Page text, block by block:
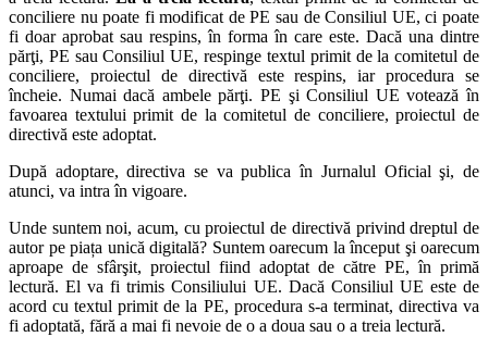
conciliere nu poate fi modificat de PE sau de Consiliul UE, ci poate
fi doar aprobat sau respins, în forma în care este. Dacă una dintre
părţi, PE sau Consiliul UE, respinge textul primit de la comitetul de
conciliere, proiectul de directivă este respins, iar procedura se
încheie. Numai dacă ambele părţi. PE şi Consiliul UE votează în
favoarea textului primit de la comitetul de conciliere, proiectul de
directivă este adoptat.
După adoptare, directiva se va publica în Jurnalul Oficial şi, de
atunci, va intra în vigoare.
Unde suntem noi, acum, cu proiectul de directivă privind dreptul de
autor pe piața unică digitală? Suntem oarecum la început şi oarecum
aproape de sfârşit, proiectul fiind adoptat de către PE, în primă
lectură. El va fi trimis Consiliului UE. Dacă Consiliul UE este de
acord cu textul primit de la PE, procedura s-a terminat, directiva va
fi adoptată, fără a mai fi nevoie de o a doua sau o a treia lectură.